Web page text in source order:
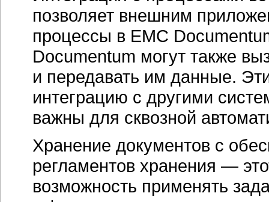
позволяет внешним
процессы в EMC
Documentum могут также
и передавать им данные.
интеграцию с другими
важны для сквозной
Хранение документов с
регламентов хранения —
возможность применять